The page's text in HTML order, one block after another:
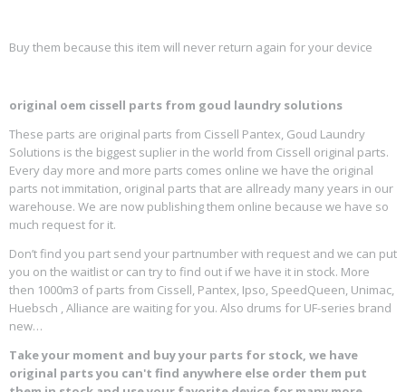
Buy them because this item will never return again for your device
original oem cissell parts from goud laundry solutions
These parts are original parts from Cissell Pantex, Goud Laundry
Solutions is the biggest suplier in the world from Cissell original parts.
Every day more and more parts comes online we have the original
parts not immitation, original parts that are allready many years in our
warehouse. We are now publishing them online because we have so
much request for it.
Don’t find you part send your partnumber with request and we can put
you on the waitlist or can try to find out if we have it in stock. More
then 1000m3 of parts from Cissell, Pantex, Ipso, SpeedQueen, Unimac,
Huebsch , Alliance are waiting for you. Also drums for UF-series brand
new…
Take your moment and buy your parts for stock, we have
original parts you can't find anywhere else order them put